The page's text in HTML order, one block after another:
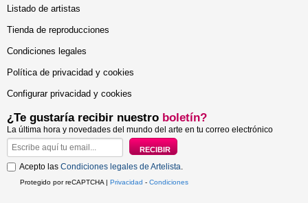
Listado de artistas
Tienda de reproducciones
Condiciones legales
Política de privacidad y cookies
Configurar privacidad y cookies
¿Te gustaría recibir nuestro boletín?
La última hora y novedades del mundo del arte en tu correo electrónico
Acepto las Condiciones legales de Artelista.
Protegido por reCAPTCHA | Privacidad - Condiciones